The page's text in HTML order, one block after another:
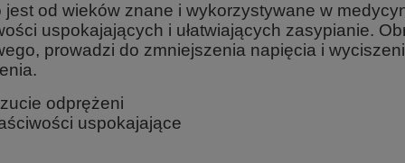
jest od wieków znane i wykorzystywane w
uspokajających i ułatwiających zasypianie.
prowadzi do zmniejszenia napięcia i
odprężeni
uspokajające